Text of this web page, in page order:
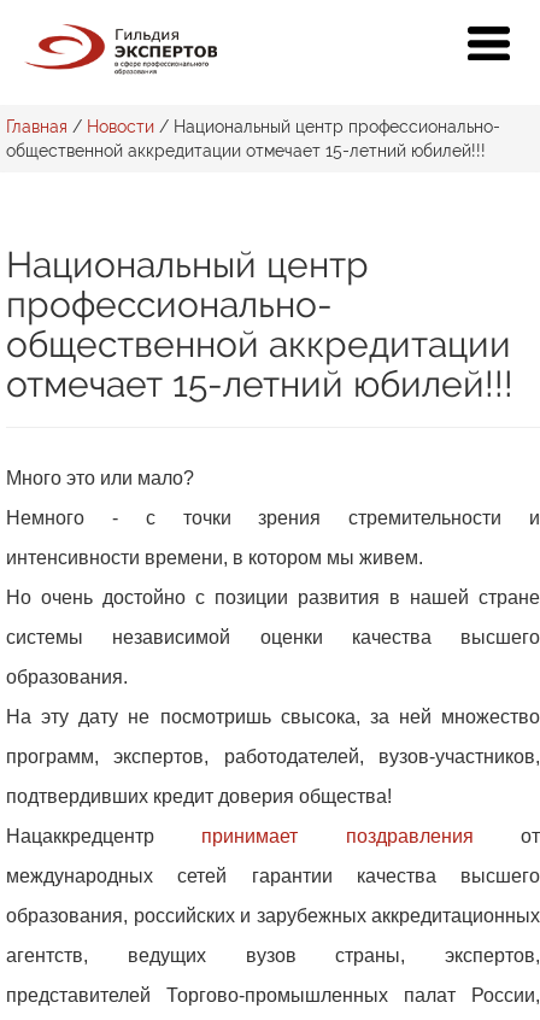
Главная / Новости / Национальный центр профессионально-
общественной аккредитации отмечает 15-летний юбилей!!!
Национальный центр
профессионально-
общественной аккредитации
отмечает 15-летний юбилей!!!
Много это или мало?
Немного - с точки зрения стремительности и
интенсивности времени, в котором мы живем.
Но очень достойно с позиции развития в нашей стране
системы независимой оценки качества высшего
образования.
На эту дату не посмотришь свысока, за ней множество
программ, экспертов, работодателей, вузов-участников,
подтвердивших кредит доверия общества!
Нацаккредцентр принимает поздравления от
международных сетей гарантии качества высшего
образования, российских и зарубежных аккредитационных
агентств, ведущих вузов страны, экспертов,
представителей Торгово-промышленных палат России,